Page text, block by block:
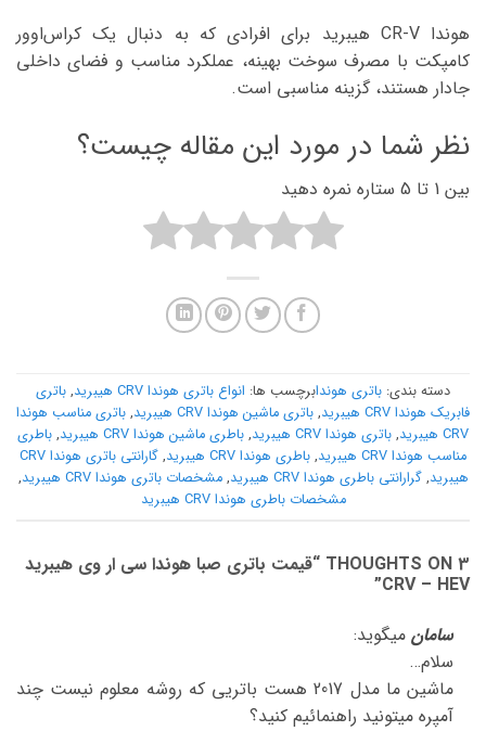
هوندا CR-V هیبرید برای افرادی که به دنبال یک کراس‌اوور
کامپکت با مصرف سوخت بهینه، عملکرد مناسب و فضای داخلی
جادار هستند، گزینه مناسبی است.
نظر شما در مورد این مقاله چیست؟
بین 1 تا 5 ستاره نمره دهید
دسته بندی: باتری هوندابرچسب ها: انواع باتری هوندا CRV هیبرید , باتری
فابریک هوندا CRV هیبرید
, باتری ماشین هوندا CRV هیبرید , باتری مناسب هوندا
CRV هیبرید
, باتری هوندا CRV هیبرید , باطری ماشین هوندا CRV هیبرید , باطری
مناسب هوندا CRV هیبرید
, باطری هوندا CRV هیبرید ,
گارانتی باتری هوندا CRV
هیبرید,گرارانتی باطری هوندا CRV هیبرید ,مشخصات باتری هوندا CRV هیبرید
,
مشخصات باطری هوندا CRV هیبرید
3 THOUGHTS ON “ قیمت باتری صبا هوندا سی ار وی هیبرید
CRV – HEV
”
سامان میگوید:
سلام…
ماشین ما مدل 2017 هست باتریی که روشه معلوم نیست چند
آمپره میتونید راهنمائیم کنید؟